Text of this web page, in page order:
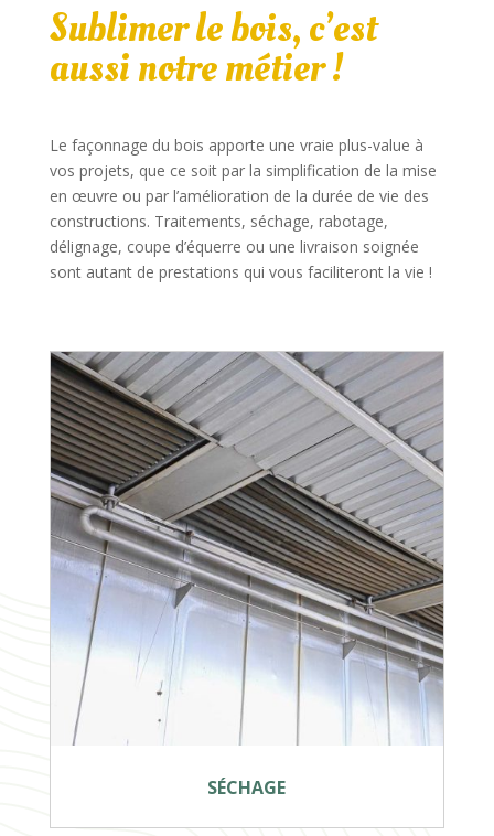
Sublimer le bois, c’est
aussi notre métier !
Le façonnage du bois apporte une vraie plus-value à
vos projets, que ce soit par la simplification de la mise
en œuvre ou par l’amélioration de la durée de vie des
constructions. Traitements, séchage, rabotage,
délignage, coupe d’équerre ou une livraison soignée
sont autant de prestations qui vous faciliteront la vie !
SÉCHAGE